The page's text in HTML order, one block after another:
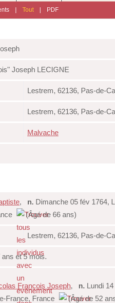
|Tout| PDF
Joseph LECIGNE
Lestrem, 62136, Pas-de-
Lestrem, 62136, Pas-de-
Malvache
, n. Dimanche 05 fév 1764,
(Âgé de 66 ans)
Lestrem, 62136, Pas-de-
ans et 5 mois.
François Joseph, n. Lundi
France, France
(Âgé de 52